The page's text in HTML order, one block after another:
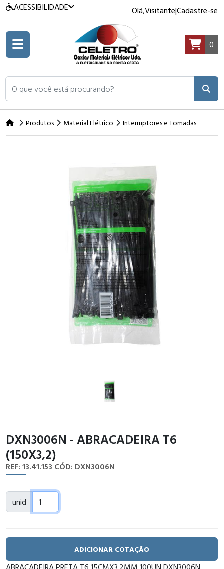
ACESSIBILIDADE Olá,Visitante|Cadastre-se
O que você está procurando?
0
Produtos Material Elétrico Interruptores e Tomadas
DXN3006N - ABRACADEIRA T6
(150X3,2)
REF: 13.41.153 CÓD: DXN3006N
unid
ADICIONAR COTAÇÃO